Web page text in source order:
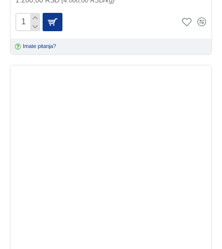
Imate pitanja?